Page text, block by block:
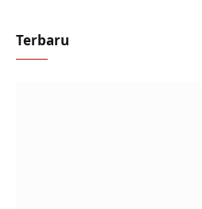
Terbaru